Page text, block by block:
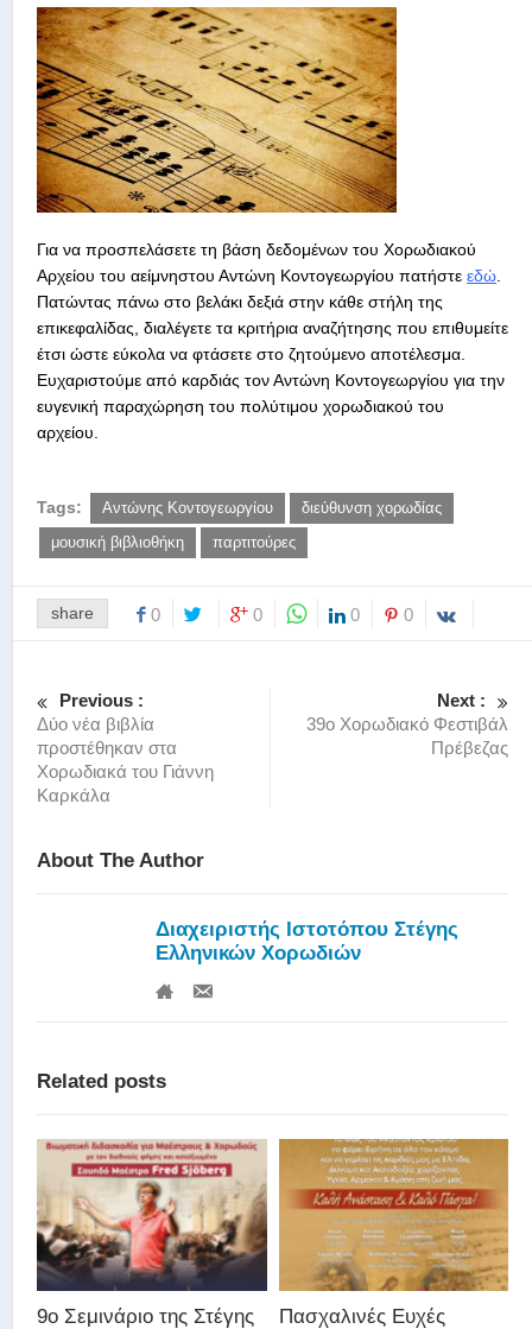
Για να προσπελάσετε τη βάση δεδομένων του Χορωδιακού
Αρχείου του αείμνηστου Αντώνη Κοντογεωργίου πατήστε εδώ
Πατώντας πάνω στο βελάκι δεξιά στην κάθε στήλη της
επικεφαλίδας, διαλέγετε τα κριτήρια αναζήτησης που επιθυμείτε
έτσι ώστε εύκολα να φτάσετε στο ζητούμενο αποτέλεσμα.
Ευχαριστούμε από καρδιάς τον Αντώνη Κοντογεωργίου για την
ευγενική παραχώρηση του πολύτιμου χορωδιακού του
αρχείου.
Tags: Αντώνης Κοντογεωργίου
διεύθυνση χορωδίας
μουσική βιβλιοθήκη
παρτιτούρες
share 0 0 0 0
Previous :
Δύο νέα βιβλία
προστέθηκαν στα
Χορωδιακά του Γιάννη
Καρκάλα
Next :
39ο Χορωδιακό Φεστιβάλ
Πρέβεζας
About The Author
Διαχειριστής Ιστοτόπου Στέγης
Ελληνικών Χορωδιών
Related posts
9ο Σεμινάριο της Στέγης
Πασχαλινές Ευχές